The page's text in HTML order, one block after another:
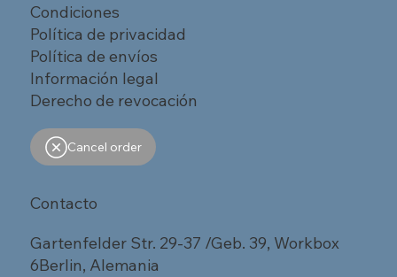
Condiciones
Política de privacidad
Política de envíos
Información legal
Derecho de revocación
Cancel order
Contacto
Gartenfelder Str. 29-37 /Geb. 39, Workbox
6Berlin, Alemania